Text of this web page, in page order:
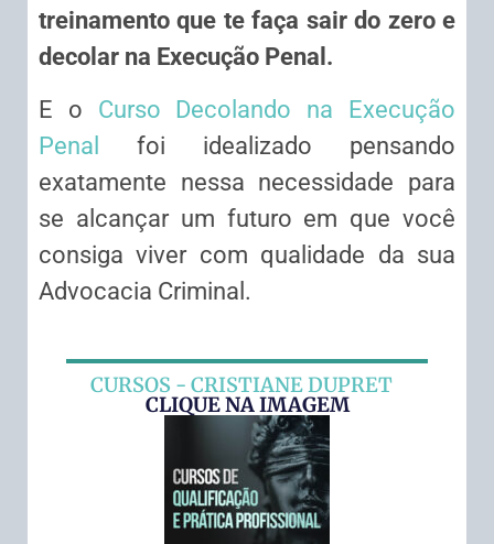
treinamento que te faça sair do zero e
decolar na Execução Penal.
E o Curso Decolando na Execução
Penal
foi idealizado pensando
exatamente nessa necessidade para
se alcançar um futuro em que você
consiga viver com qualidade da sua
Advocacia Criminal.
CURSOS - CRISTIANE DUPRET
CLIQUE NA IMAGEM